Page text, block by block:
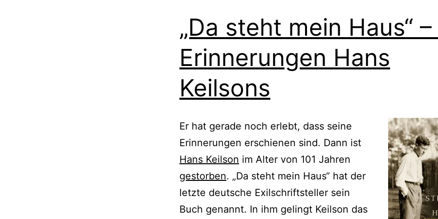
„Da steht mein Haus“
Erinnerungen Hans
Keilsons
Er hat gerade noch erlebt, dass seine
Erinnerungen erschienen sind. Dann ist
Hans Keilson im Alter von 101 Jahren
gestorben. „Da steht mein Haus“ hat der
letzte deutsche Exilschriftsteller sein
Buch genannt. In ihm gelingt Keilson das